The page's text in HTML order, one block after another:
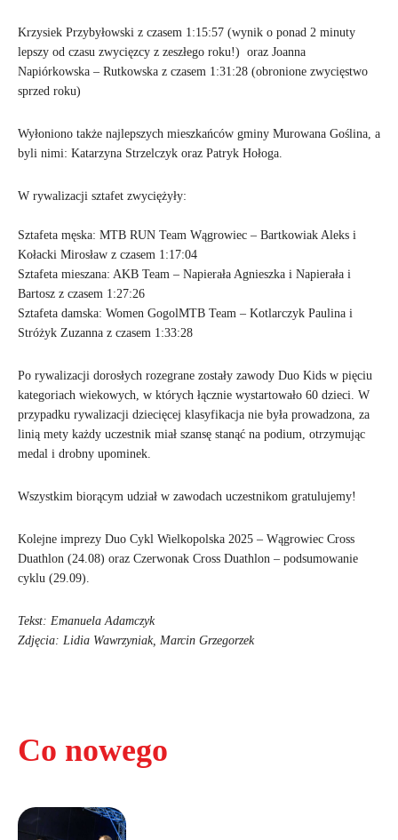
Co nowego
Krzysiek Przybyłowski z czasem 1:15:57 (wynik o ponad 2 minuty
lepszy od czasu zwycięzcy z zeszłego roku!) oraz Joanna
Napiórkowska – Rutkowska z czasem 1:31:28 (obronione zwycięstwo
sprzed roku)
Wyłoniono także najlepszych mieszkańców gminy Murowana Goślina, a
byli nimi: Katarzyna Strzelczyk oraz Patryk Hołoga.
W rywalizacji sztafet zwyciężyły:
Sztafeta męska: MTB RUN Team Wągrowiec – Bartkowiak Aleks i
Kołacki Mirosław z czasem 1:17:04
Sztafeta mieszana: AKB Team – Napierała Agnieszka i Napierała i
Bartosz z czasem 1:27:26
Sztafeta damska: Women GogolMTB Team – Kotlarczyk Paulina i
Stróżyk Zuzanna z czasem 1:33:28
Po rywalizacji dorosłych rozegrane zostały zawody Duo Kids w pięciu
kategoriach wiekowych, w których łącznie wystartowało 60 dzieci. W
przypadku rywalizacji dziecięcej klasyfikacja nie była prowadzona, za
linią mety każdy uczestnik miał szansę stanąć na podium, otrzymując
medal i drobny upominek.
Wszystkim biorącym udział w zawodach uczestnikom gratulujemy!
Kolejne imprezy Duo Cykl Wielkopolska 2025 – Wągrowiec Cross
Duathlon (24.08) oraz Czerwonak Cross Duathlon – podsumowanie
cyklu (29.09).
Tekst: Emanuela Adamczyk
Zdjęcia: Lidia Wawrzyniak, Marcin Grzegorzek